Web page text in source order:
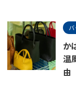
か
温
由